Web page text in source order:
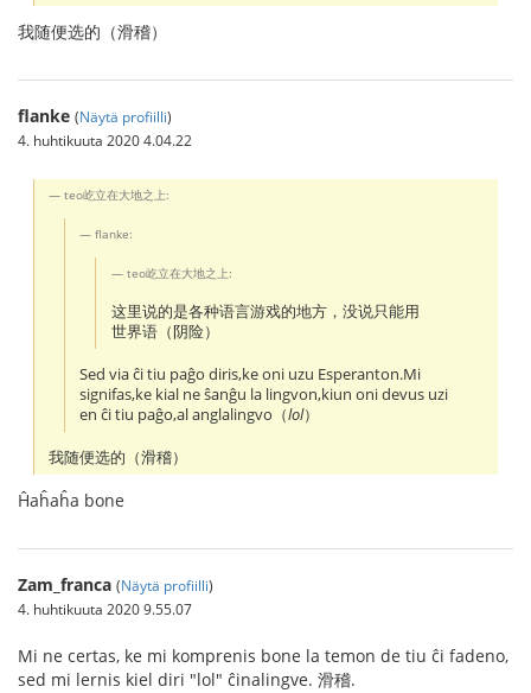
我随便选的（滑稽）
flanke (Näytä profiilli)
4. huhtikuuta 2020 4.04.22
teo屹立在大地之上:
flanke:
teo屹立在大地之上:
这里说的是各种语言游戏的地方，没说只能用
世界语（阴险）
Sed via ĉi tiu paĝo diris,ke oni uzu Esperanton.Mi
signifas,ke kial ne ŝanĝu la lingvon,kiun oni devus uzi
en ĉi tiu paĝo,al anglalingvo（lol）
我随便选的（滑稽）
Ĥaĥaĥa bone
Zam_franca (Näytä profiilli)
4. huhtikuuta 2020 9.55.07
Mi ne certas, ke mi komprenis bone la temon de tiu ĉi fadeno,
sed mi lernis kiel diri "lol" ĉinalingve. 滑稽.